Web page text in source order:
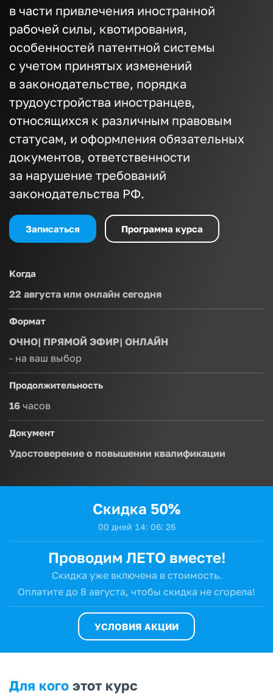
в части привлечения иностранной
рабочей силы, квотирования,
особенностей патентной системы
с учетом принятых изменений
в законодательстве, порядка
трудоустройства иностранцев,
относящихся к различным правовым
статусам, и оформления обязательных
документов, ответственности
за нарушение требований
законодательства РФ.
Записаться Программа курса
Когда
22 августа или онлайн сегодня
Формат
ОЧНО| ПРЯМОЙ ЭФИР| ОНЛАЙН
- на ваш выбор
Продолжительность
16 часов
Документ
Удостоверение о повышении квалификации
Скидка 50%
00 дней 14: 06: 24
Проводим ЛЕТО вместе!
Скидка уже включена в стоимость.
Оплатите до 8 августа, чтобы скидка не сгорела!
УСЛОВИЯ АКЦИИ
Для кого этот курс